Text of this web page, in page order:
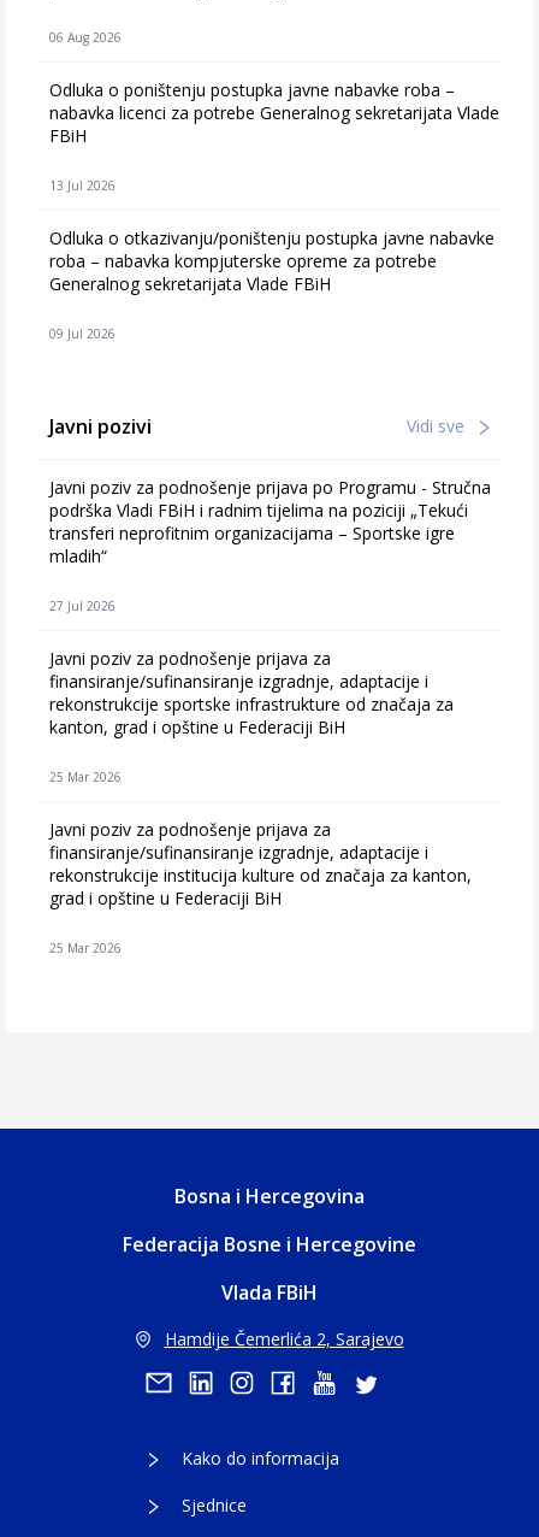
06 Aug 2026
Odluka o poništenju postupka javne nabavke roba –
nabavka licenci za potrebe Generalnog sekretarijata Vlade
FBiH
13 Jul 2026
Odluka o otkazivanju/poništenju postupka javne nabavke
roba – nabavka kompjuterske opreme za potrebe
Generalnog sekretarijata Vlade FBiH
09 Jul 2026
Javni pozivi Vidi sve
Javni poziv za podnošenje prijava po Programu - Stručna
podrška Vladi FBiH i radnim tijelima na poziciji „Tekući
transferi neprofitnim organizacijama – Sportske igre
mladih“
27 Jul 2026
Javni poziv za podnošenje prijava za
finansiranje/sufinansiranje izgradnje, adaptacije i
rekonstrukcije sportske infrastrukture od značaja za
kanton, grad i opštine u Federaciji BiH
25 Mar 2026
Javni poziv za podnošenje prijava za
finansiranje/sufinansiranje izgradnje, adaptacije i
rekonstrukcije institucija kulture od značaja za kanton,
grad i opštine u Federaciji BiH
25 Mar 2026
Bosna i Hercegovina
Federacija Bosne i Hercegovine
Vlada FBiH
Hamdije Čemerlića 2, Sarajevo
Kako do informacija
Sjednice